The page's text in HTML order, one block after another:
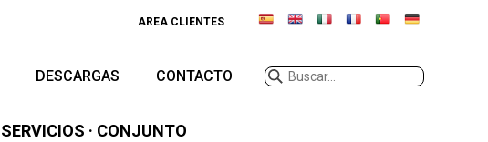
AREA CLIENTES
DESCARGAS CONTACTO
SERVICIOS · CONJUNTO